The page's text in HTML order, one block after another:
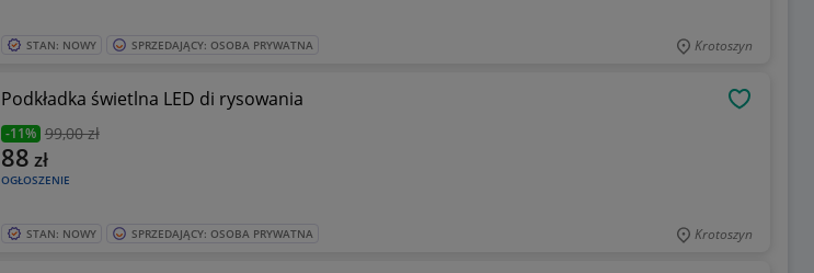
STAN: NOWY SPRZEDAJĄCY: OSOBA PRYWATNA Krotoszyn
Podkładka świetlna LED di rysowania
-11% 99,00 zł
OGŁOSZENIE
88 zł
STAN: NOWY SPRZEDAJĄCY: OSOBA PRYWATNA Krotoszyn